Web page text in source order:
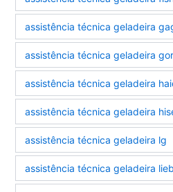
assistência técnica geladeira
assistência técnica geladeira
assistência técnica geladeira
assistência técnica geladeira
assistência técnica geladeira lg
assistência técnica geladeira